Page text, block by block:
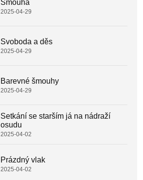
Šmouha
2025-04-29
Svoboda a děs
2025-04-29
Barevné šmouhy
2025-04-29
Setkání se starším já na nádraží
osudu
2025-04-02
Prázdný vlak
2025-04-02